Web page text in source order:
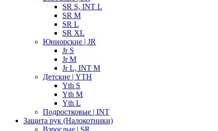
SR S, INT L
SR M
SR L
SR XL
Юниорские | JR
Jr S
Jr M
Jr L, INT M
Детские | YTH
Yth S
Yth M
Yth L
Подростковые | INT
Защита рук (Налокотники)
Взрослые | SR